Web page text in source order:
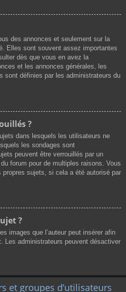
des annonces et seulement sur la
Elles sont souvent assez importantes
dès que vous en avez la
et les annonces générales, les
sont définies par les administrateurs du
?
dans lesquels les utilisateurs ne
les sondages sont
peuvent être verrouillés par un
forum pour de multiples raisons. Vous
propres sujets, si cela a été autorisé par
?
images que l’auteur peut insérer afin
Les administrateurs peuvent désactiver
et groupes d’utilisateurs